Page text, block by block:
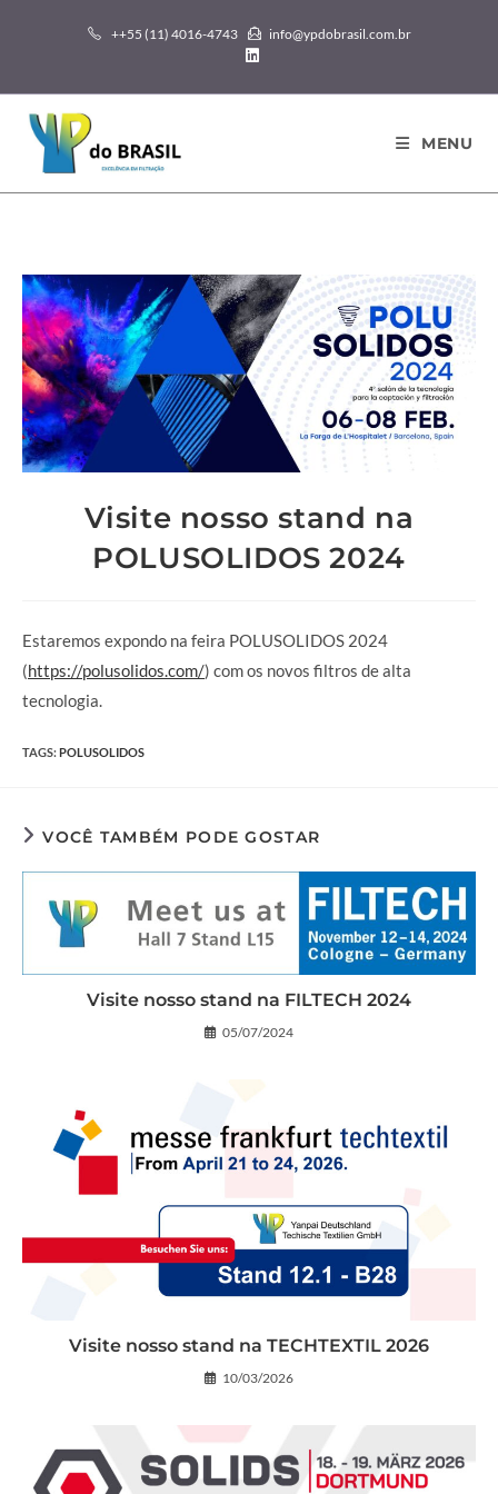
++55 (11) 4016-4743 info@ypdobrasil.com.br
MENU
Visite nosso stand na
POLUSOLIDOS 2024
Estaremos expondo na feira POLUSOLIDOS 2024
(https://polusolidos.com/) com os novos filtros de alta
tecnologia.
TAGS:POLUSOLIDOS
VOCÊ TAMBÉM PODE GOSTAR
Visite nosso stand na FILTECH 2024
05/07/2024
Visite nosso stand na TECHTEXTIL 2026
10/03/2026